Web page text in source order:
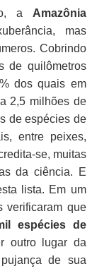
a Amazônia
mas
Cobrindo
de quilômetros
dos quais em
2,5 milhões de
de espécies de
entre peixes,
se, muitas
da ciência. E
lista. Em um
verificaram que
espécies de
outro lugar da
de sua